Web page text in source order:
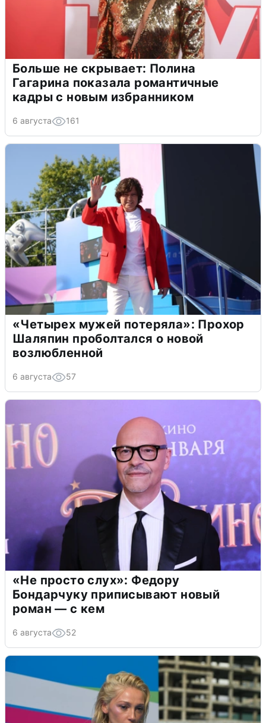
Больше не скрывает: Полина
Гагарина показала романтичные
кадры с новым избранником
6 августа 161
«Четырех мужей потеряла»: Прохор
Шаляпин проболтался о новой
возлюбленной
6 августа 57
«Не просто слух»: Федору
Бондарчуку приписывают новый
роман — с кем
6 августа 52